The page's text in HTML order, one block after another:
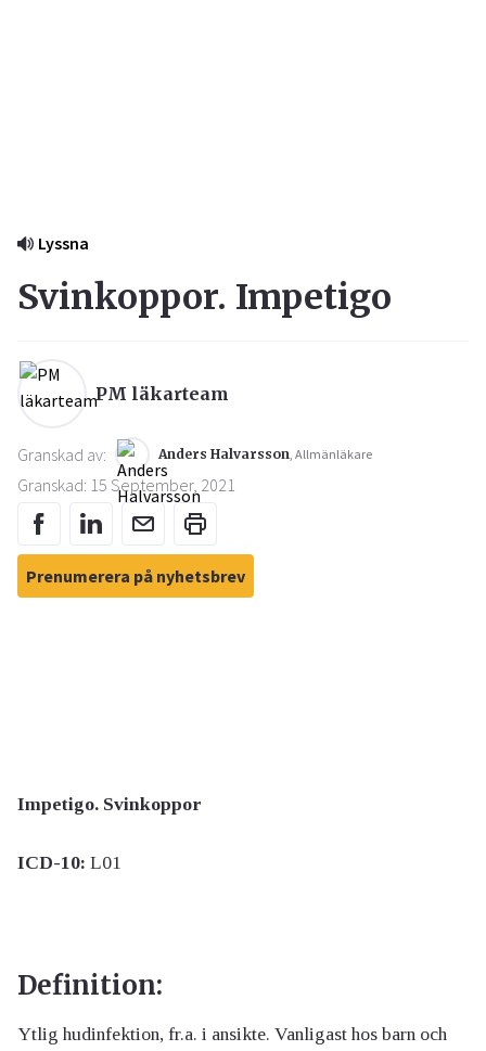
Lyssna
Svinkoppor. Impetigo
PM läkarteam
Granskad av: Anders Halvarsson, Allmänläkare
Granskad: 15 September, 2021
Prenumerera på nyhetsbrev
Impetigo. Svinkoppor
ICD-10: L01
Definition:
Ytlig hudinfektion, fr.a. i ansikte. Vanligast hos barn och